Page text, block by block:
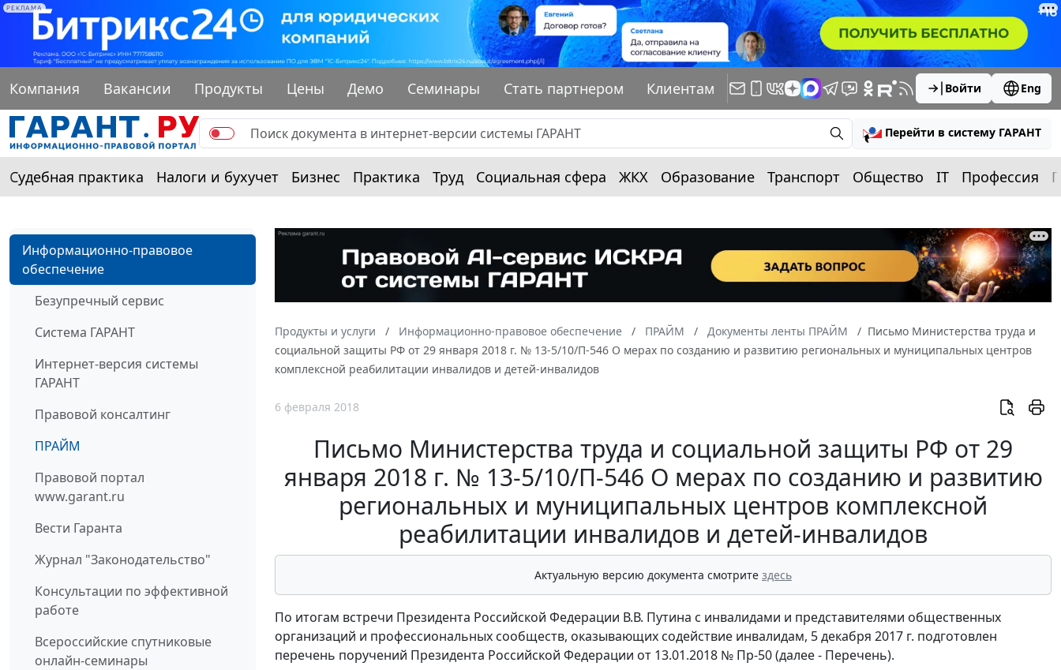
РЕКЛАМА
Компания Вакансии Продукты Цены Демо Семинары Стать партнером Клиентам Войти Eng
Перейти в систему ГАРАНТ
Судебная практика Налоги и бухучет Бизнес Практика Труд Социальная сфера ЖКХ Образование Транспорт Общество IT Профессия
Информационно-правовое
обеспечение
Безупречный сервис
Система ГАРАНТ
Интернет-версия системы
ГАРАНТ
Правовой консалтинг
ПРАЙМ
Правовой портал
www.garant.ru
Вести Гаранта
Журнал "Законодательство"
Консультации по эффективной
работе
Всероссийские спутниковые
онлайн-семинары
Продукты и услуги Информационно-правовое обеспечение ПРАЙМ Документы ленты ПРАЙМ
Письмо Министерства труда и
социальной защиты РФ от 29 января 2018 г. № 13-5/10/П-546 О мерах по созданию и развитию региональных и муниципальных центров
комплексной реабилитации инвалидов и детей-инвалидов
6 февраля 2018
Письмо Министерства труда и социальной защиты РФ от 29
января 2018 г. № 13-5/10/П-546 О мерах по созданию и развитию
региональных и муниципальных центров комплексной
реабилитации инвалидов и детей-инвалидов
Актуальную версию документа смотрите здесь
По итогам встречи Президента Российской Федерации В.В. Путина с инвалидами и представителями общественных
организаций и профессиональных сообществ, оказывающих содействие инвалидам, 5 декабря 2017 г. подготовлен
перечень поручений Президента Российской Федерации от 13.01.2018 № Пр-50 (далее - Перечень).